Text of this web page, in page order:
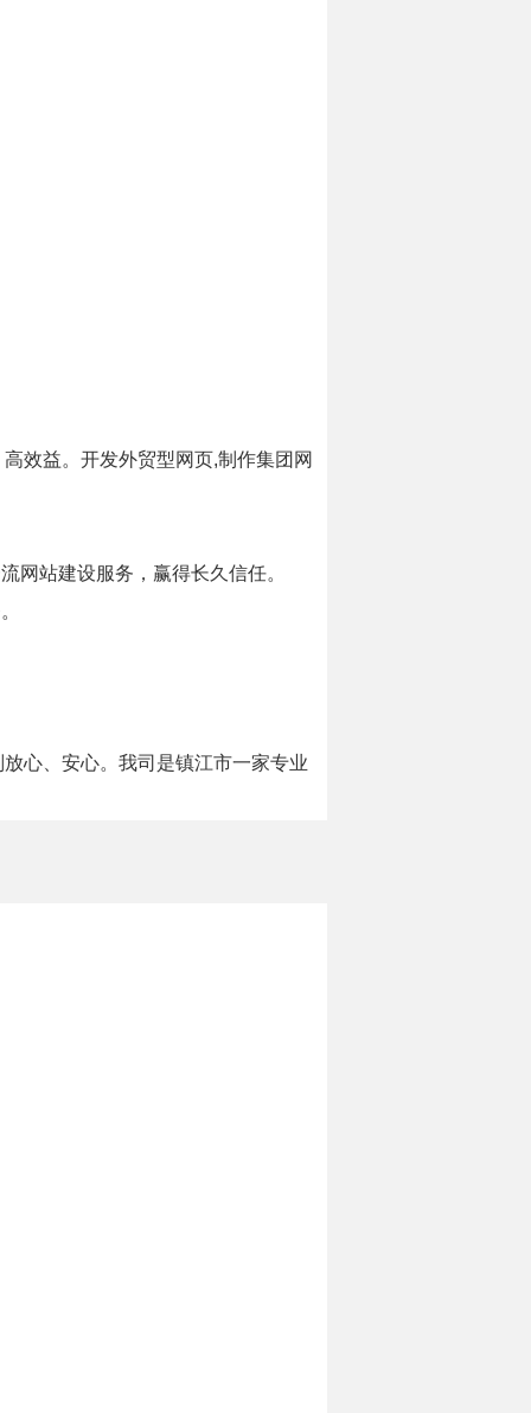
效益。开发外贸型网页,制作集团网
网站建设服务，赢得长久信任。
心、安心。我司是镇江市一家专业